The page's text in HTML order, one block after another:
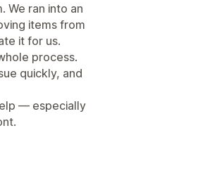
Masserabatter
We ran into an
items from
it for us.
process.
quickly, and
— especially